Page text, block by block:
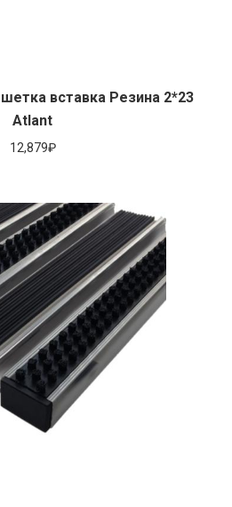
вставка Резина 2*23
Atlant
12,879₽